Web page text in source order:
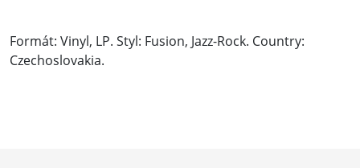
Formát: Vinyl, LP. Styl: Fusion, Jazz-Rock. Country:
Czechoslovakia.